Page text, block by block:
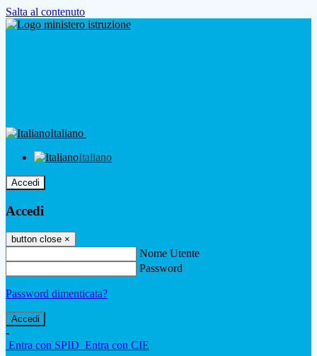
Salta al contenuto
Italiano
Italiano
Accedi
Accedi
button close ×
Nome Utente
Password
Password dimenticata?
-
Entra con SPID Entra con CIE